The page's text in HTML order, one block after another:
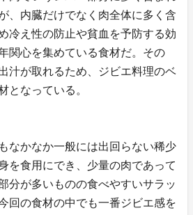
、内臓だけでなく肉全体に多く含
冷え性の防止や貧血を予防する効
関心を集めている食材だ。その
汁が取れるため、ジビエ料理のベ
となっている。
なかなか一般には出回らない稀少
を食用にでき、少量の肉であって
分が多いものの食べやすいサラッ
回の食材の中でも一番ジビエ感を